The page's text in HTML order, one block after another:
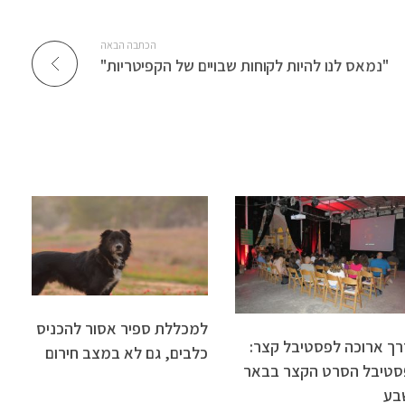
הכתבה הבאה
"נמאס לנו להיות לקוחות שבויים של הקפיטריות"
ארוכה לפסטיבל קצר:
הסרט הקצר בבאר
למכללת ספיר אסור להכניס
כלבים, גם לא במצב חירום